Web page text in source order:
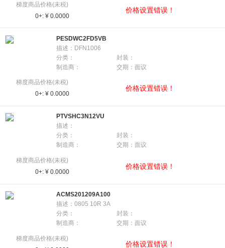
梯度商品价格(未税)
0+: ¥ 0.0000
价格设置错误！
PESDWC2FD5VB
描述：DFN1006
分类：
封装：
制造商：
交期：面议
梯度商品价格(未税)
0+: ¥ 0.0000
价格设置错误！
PTVSHC3N12VU
描述：
分类：
封装：
制造商：
交期：面议
梯度商品价格(未税)
0+: ¥ 0.0000
价格设置错误！
ACMS201209A100
描述：0805 10R 3A
分类：
封装：
制造商：
交期：面议
梯度商品价格(未税)
价格设置错误！